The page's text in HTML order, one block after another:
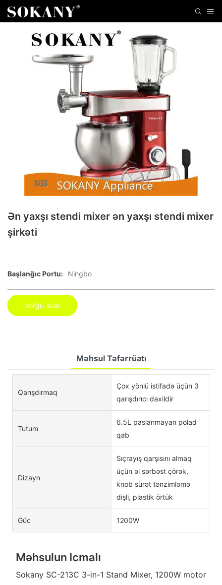
Ən yaxşı stendi mixer ən yaxşı stendi mixer
şirkəti
Başlanğıc Portu: Ningbo
sorğu-sual
Məhsul Təfərrüatı
Qarışdırmaq
Çox yönlü istifadə üçün 3
qarışdırıcı daxildir
Tutum
6.5L paslanmayan polad
qab
Dizayn
Sıçrayış qarşısını almaq
üçün əl sərbəst çörək,
knob sürət tənzimləmə
dişli, plastik örtük
Güc 1200W
Məhsulun Icmalı
Sokany SC-213C 3-in-1 Stand Mixer, 1200W motor